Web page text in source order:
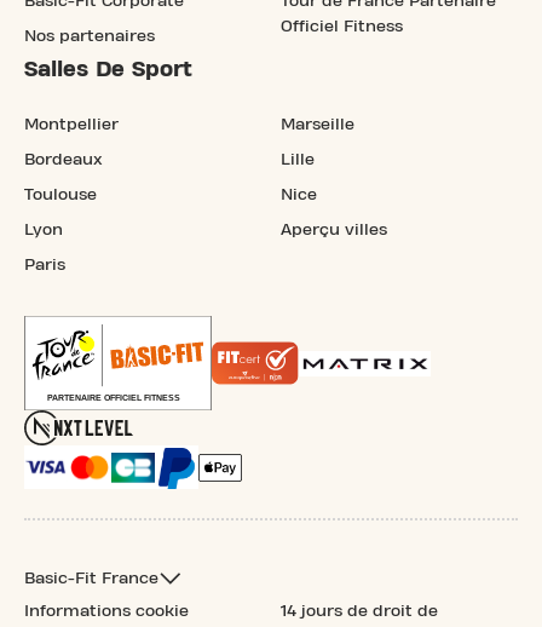
Nos partenaires
Officiel Fitness
Salles De Sport
Montpellier
Bordeaux
Toulouse
Lyon
Paris
Marseille
Lille
Nice
Aperçu villes
Basic-Fit France
Informations cookie
14 jours de droit de